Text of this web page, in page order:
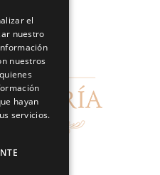
el
nuestro
nuestros
hayan
servicios.